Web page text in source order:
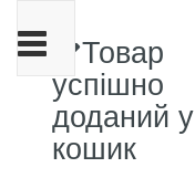
Товар
успішно
доданий у
кошик
Toggle
navigation